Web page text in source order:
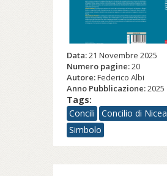
Data:21 Novembre 2025
Numero pagine:20
Autore:Federico Albi
Anno Pubblicazione:2025
Tags:
Concili
Concilio di Nicea
Simbolo